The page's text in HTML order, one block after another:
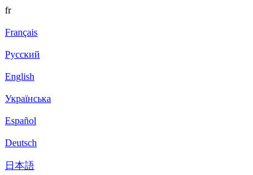
fr
Français
Русский
English
Українська
Español
Deutsch
日本語